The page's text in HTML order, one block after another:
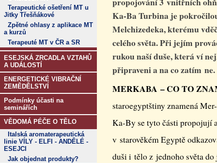
Terapeutické ošetření MT u
Jitky Třešňákové
Zpětné ohlasy z aplikace MT
a kurzů
Terapeuté MT v ČR a SR
ESEJSKÁ ZRCADLA VZTAHŮ
A UDÁLOSTÍ
ENERGETICKÉ VIBRAČNÍ
ZEMĚDĚLSTVÍ
Podmínky účasti na
seminářích
VĚDOMÁ PÉČE O TĚLO
Italská aromaterapeutická
linie VÍLY - ELFI - ANDĚLÉ -
ESEJCI
Jak objednat produkty?
Ka-Ba Turbina je
Melchizedeka, kterému
celého světa. Při jejím
rukou naší duše, která ví
připraveni a na co zatím ne.
MERKABA – CO TO
staroegyptštiny znamená
Ka-By se tyto části propojují
v starověkém Egyptě
duši i tělo z jednoho světa